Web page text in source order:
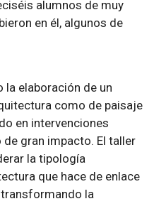
alumnos de muy
en él, algunos de
la elaboración de un
como de paisaje
en intervenciones
de gran impacto. El taller
la tipología
que hace de enlace
la